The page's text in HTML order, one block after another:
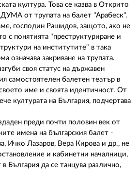
култура. Това се казва в Открито
от трупата на балет "Арабеск".
господин Рашидов, защото, ако не
с понятията "преструктуриране и
на институтите" в така
означава закриване на трупатa.
своя статус на държавен
самостоятелен балетен театър в
име и своята идентичност. От
културата на България, подчертава
преди почти половин век от
имена на българския балет -
Ичко Лазаров, Вера Кирова и др., не
и кабинетни началници,
България да се танцува различно,
АБОНАМЕНТ
УСЛОВИЯ ЗА ПОЛЗВАНЕ
ПОЛИТИКА ЗА БИСКВИТКИТЕ
ПОЛИТИКАТА ЗА